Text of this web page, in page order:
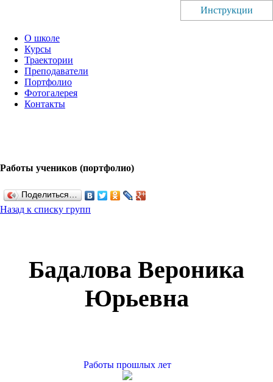
О школе
Курсы
Траектории
Преподаватели
Портфолио
Фотогалерея
Контакты
Работы учеников (портфолио)
Поделиться…
Назад к списку групп
Инструкции
Бадалова Вероника
Юрьевна
Работы прошлых лет